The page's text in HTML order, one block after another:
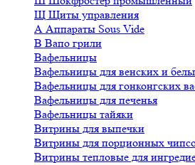
Щ Щиты управления
А Аппараты Sous Vide
В Вапо грили
Вафельницы
Вафельницы для венских и
Вафельницы для гонконгских
Вафельницы для печенья
Вафельницы тайяки
Витрины для выпечки
Витрины для порционных
Витрины тепловые для